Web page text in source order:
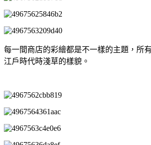
每一間商店的彩繪都是不一樣的主題，所
江戶時代時淺草的樣貌。